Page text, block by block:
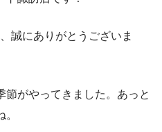
誠にありがとうございま
がやってきました。あっと